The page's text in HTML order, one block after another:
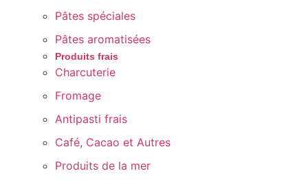
Pâtes spéciales
Pâtes aromatisées
Produits frais
Charcuterie
Fromage
Antipasti frais
Café, Cacao et Autres
Produits de la mer